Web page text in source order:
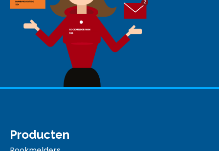
Producten